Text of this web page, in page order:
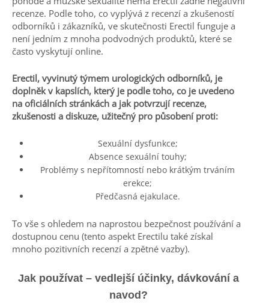
recenze. Podle toho, co vyplývá z recenzí a zkušeností
odborníků i zákazníků, ve skutečnosti Erectil funguje a
není jedním z mnoha podvodných produktů, které se
často vyskytují online.
Erectil, vyvinutý týmem urologických odborníků, je
doplněk v kapslích, který je podle toho, co je uvedeno
na oficiálních stránkách a jak potvrzují recenze,
zkušenosti a diskuze, užitečný pro působení proti:
Sexuální dysfunkce;
Absence sexuální touhy;
Problémy s nepřítomností nebo krátkým trváním
erekce;
Předčasná ejakulace.
To vše s ohledem na naprostou bezpečnost používání a
dostupnou cenu (tento aspekt Erectilu také získal
mnoho pozitivních recenzí a zpětné vazby).
Jak používat – vedlejší účinky, dávkování a
navod?